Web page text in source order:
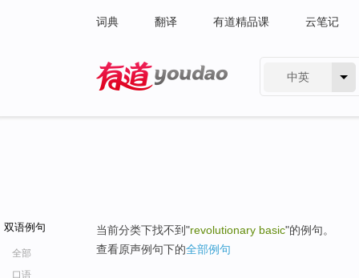
词典 翻译 有道精品课 云笔记
中英
双语例句
全部
口语
当前分类下找不到"revolutionary basic"的例句。
查看原声例句下的全部例句